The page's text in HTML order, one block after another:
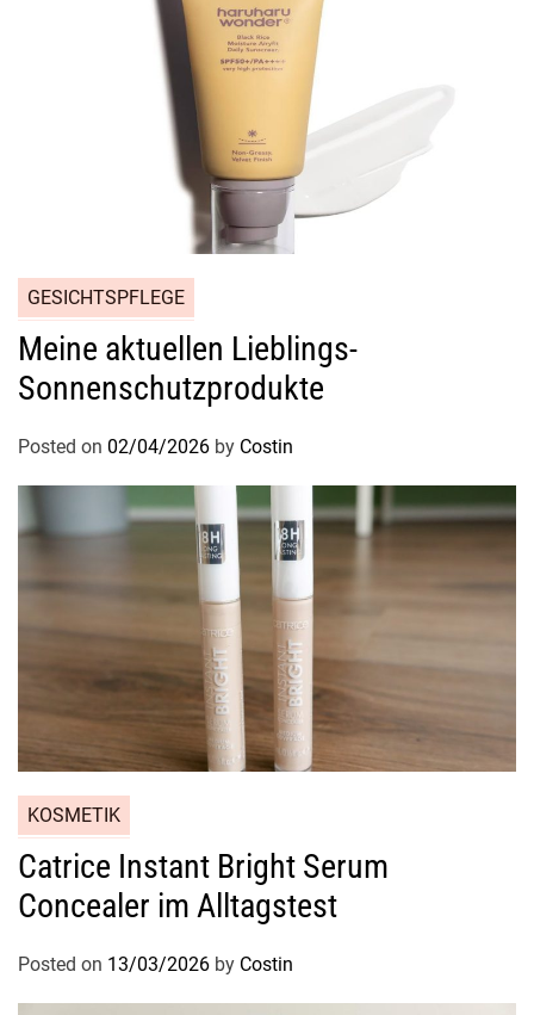
GESICHTSPFLEGE
Meine aktuellen Lieblings-
Sonnenschutzprodukte
Posted on 02/04/2026 by Costin
KOSMETIK
Catrice Instant Bright Serum
Concealer im Alltagstest
Posted on 13/03/2026 by Costin